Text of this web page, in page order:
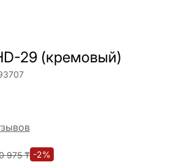
29 (кремовый)
975₸ -2%